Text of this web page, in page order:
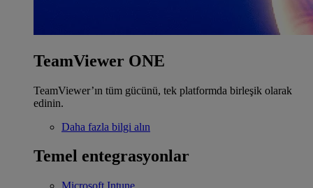
TeamViewer ONE
TeamViewer’ın tüm gücünü, tek platformda birleşik olarak
edinin.
Daha fazla bilgi alın
Temel entegrasyonlar